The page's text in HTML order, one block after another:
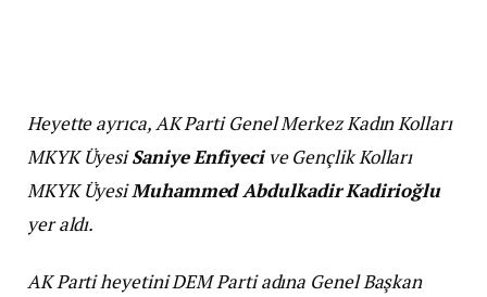
Heyette ayrıca, AK Parti Genel Merkez Kadın Kolları
MKYK ÜyesiSaniye Enfiyecive Gençlik Kolları
MKYK ÜyesiMuhammed Abdulkadir Kadirioğlu
yer aldı.
AK Parti heyetini DEM Parti adına Genel Başkan